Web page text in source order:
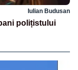
Iulian Budusan
polițistului